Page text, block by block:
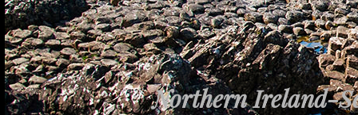
Northern Ireland-